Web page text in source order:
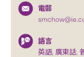
電郵
語言
英語, 廣東話,